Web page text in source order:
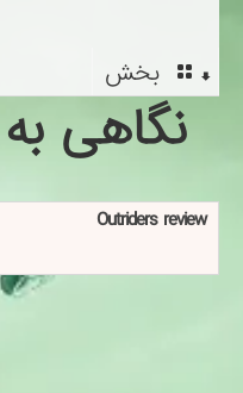
بخش
نگاهی
Outriders review